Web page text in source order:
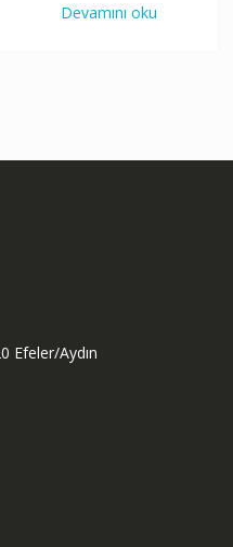
Devamını oku
Efeler/Aydın